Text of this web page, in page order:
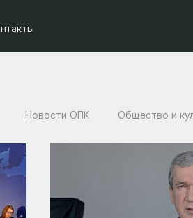
Новости ОПК Общество и
НАУ